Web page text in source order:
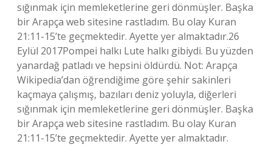
sığınmak için memleketlerine geri dönmüşler. Başka
bir Arapça web sitesine rastladım. Bu olay Kuran
21:11-15’te geçmektedir. Ayette yer almaktadır.26
Eylül 2017Pompei halkı Lute halkı gibiydi. Bu yüzden
yanardağ patladı ve hepsini öldürdü. Not: Arapça
Wikipedia’dan öğrendiğime göre şehir sakinleri
kaçmaya çalışmış, bazıları deniz yoluyla, diğerleri
sığınmak için memleketlerine geri dönmüşler. Başka
bir Arapça web sitesine rastladım. Bu olay Kuran
21:11-15’te geçmektedir. Ayette yer almaktadır.